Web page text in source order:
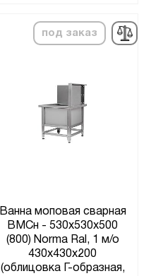
под заказ
Ванна моповая сварная
ВМСн - 530x530x500
(800) Norma Ral, 1 м/о
430x430x200
(облицовка Г-образная,